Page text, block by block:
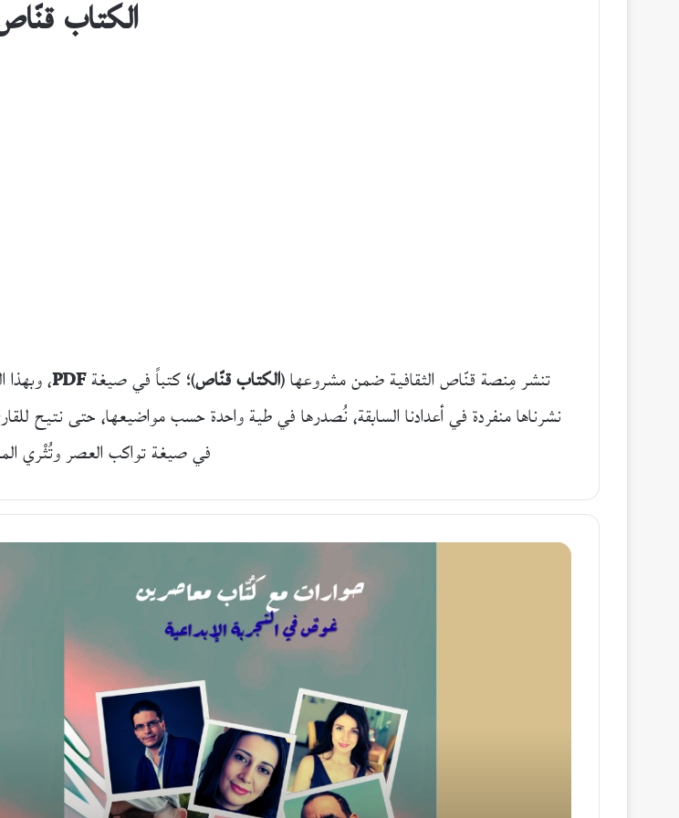
الكتاب
تنشر مِنصة قنّاص الثقافية ضمن مشروعها (الكتاب قنّاص)؛ كتباً في صيغةPDF،
نشرناها منفردة في أعدادنا السابقة، نُصدرها في طية واحدة حسب مواضيعها، حتى نتيح
في صيغة تواكب العصر وتُثْري